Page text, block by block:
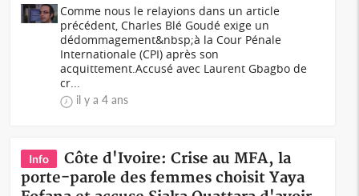
Comme nous le relayions dans un article
précédent, Charles Blé Goudé exige un
dédommagement&nbsp;à la Cour Pénale
Internationale (CPI) après son
acquittement.Accusé avec Laurent Gbagbo de
cr...
il y a 4 ans
Info
Côte d'Ivoire: Crise au MFA, la
porte-parole des femmes choisit Yaya